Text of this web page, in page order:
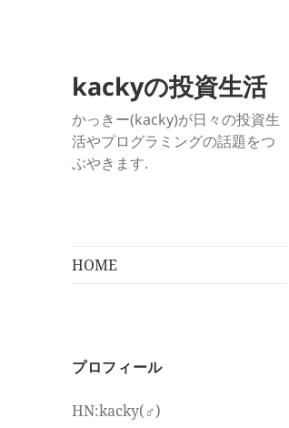
kackyの投資生活
かっきー(kacky)が日々の投資生
活やプログラミングの話題をつ
ぶやきます.
HOME
プロフィール
HN:kacky(♂)